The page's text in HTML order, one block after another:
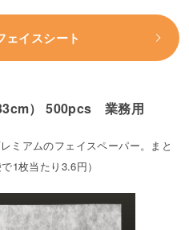
イスシート
） 500pcs 業務用
ミアムのフェイスペーパー。まと
1枚当たり3.6円）